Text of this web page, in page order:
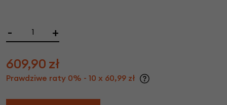
- +
609,90 zł
Prawdziwe raty 0% - 10 x 60,99 zł